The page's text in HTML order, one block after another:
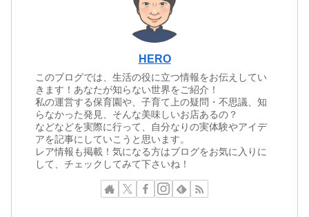
HERO
このブログでは、生活の役に立つ情報をお伝えしてい
きます！あなたが知らない世界をご紹介！
私の運営する保育園や、子育て上の疑問・不思議、知
らなかった発見、そんな美味しいお店あるの？
などなどを実際に行って、自分なりの実体験やアイデ
アを記事にしていこうと思います。
レア情報も掲載！気になる方はブログをお気に入りに
して、チェックしてみて下さいね！